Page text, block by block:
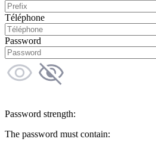
Téléphone
Password
Password strength:
The password must contain: